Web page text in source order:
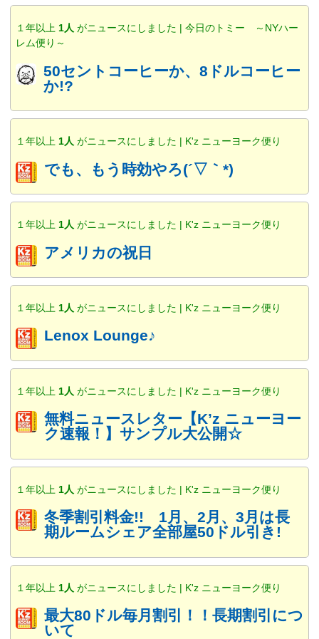
１年以上 1人 がニュースにしました | 今日のトミー ～NYハー
レム便り～
50セントコーヒーか、8ドルコーヒー
か!?
１年以上 1人 がニュースにしました | K'z ニューヨーク便り
でも、もう時効やろ(´▽｀*)
１年以上 1人 がニュースにしました | K'z ニューヨーク便り
アメリカの祝日
１年以上 1人 がニュースにしました | K'z ニューヨーク便り
Lenox Lounge♪
１年以上 1人 がニュースにしました | K'z ニューヨーク便り
無料ニュースレター【K’z ニューヨー
ク速報！】サンプル大公開☆
１年以上 1人 がニュースにしました | K'z ニューヨーク便り
冬季割引料金!! 1月、2月、3月は長
期ルームシェア全部屋50ドル引き!
１年以上 1人 がニュースにしました | K'z ニューヨーク便り
最大80ドル毎月割引！！長期割引につ
いて